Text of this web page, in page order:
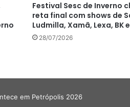
Festival Sesc de Inverno
reta final com shows de
Ludmilla, Xamã, Lexa, BK
28/07/2026
em Petrópolis 2026